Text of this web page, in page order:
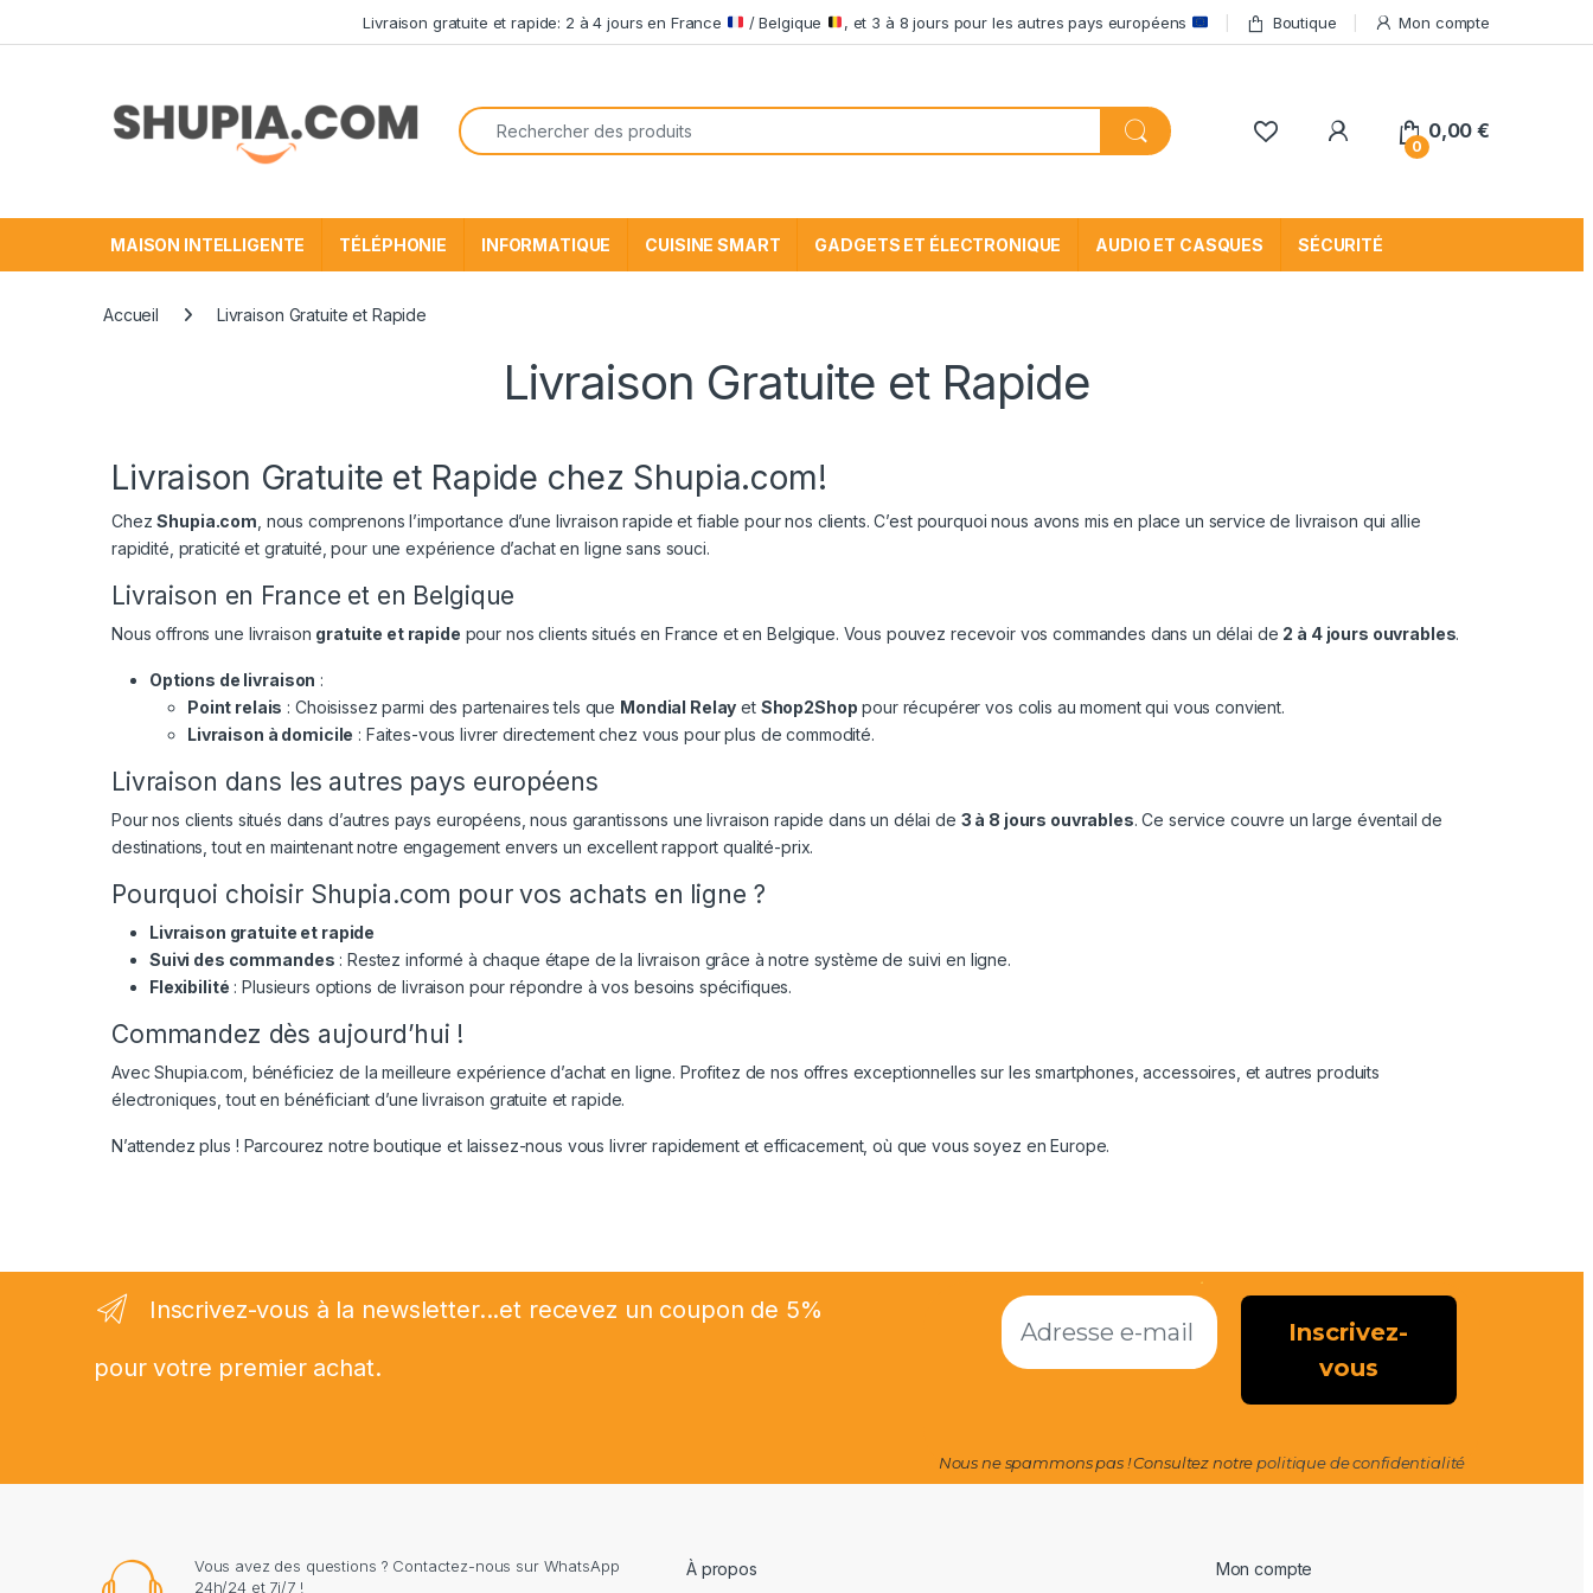
Livraison gratuite et rapide: 2 à 4 jours en France / Belgique , et 3 à 8 jours pour les autres pays européens Boutique Mon compte
Recherche pour:
My Account
0
0,00€
MAISON INTELLIGENTE TÉLÉPHONIE INFORMATIQUE CUISINE SMART GADGETS ET ÉLECTRONIQUE AUDIO ET CASQUES SÉCURITÉ
Accueil Livraison Gratuite et Rapide
Livraison Gratuite et Rapide
Livraison Gratuite et Rapide chez Shupia.com!
ChezShupia.com , nous comprenons l’importance d’une livraison rapide et fiable pour nos clients. C’est pourquoi nous avons mis en place un service de livraison qui allie
rapidité, praticité et gratuité, pour une expérience d’achat en ligne sans souci.
Livraison en France et en Belgique
Nous offrons une livraison gratuite et rapide pour nos clients situés en France et en Belgique. Vous pouvez recevoir vos commandes dans un délai de 2 à 4 jours ouvrables.
Options de livraison :
Point relais : Choisissez parmi des partenaires tels que Mondial Relay et Shop2Shop pour récupérer vos colis au moment qui vous convient.
Livraison à domicile : Faites-vous livrer directement chez vous pour plus de commodité.
Livraison dans les autres pays européens
Pour nos clients situés dans d’autres pays européens, nous garantissons une livraison rapide dans un délai de 3 à 8 jours ouvrables. Ce service couvre un large éventail de
destinations, tout en maintenant notre engagement envers un excellent rapport qualité-prix.
Pourquoi choisir Shupia.com pour vos achats en ligne ?
Livraison gratuite et rapide
Suivi des commandes : Restez informé à chaque étape de la livraison grâce à notre système de suivi en ligne.
Flexibilité : Plusieurs options de livraison pour répondre à vos besoins spécifiques.
Commandez dès aujourd’hui !
Avec Shupia.com, bénéficiez de la meilleure expérience d’achat en ligne. Profitez de nos offres exceptionnelles sur les smartphones, accessoires, et autres produits
électroniques, tout en bénéficiant d’une livraison gratuite et rapide.
N’attendez plus ! Parcourez notre boutique et laissez-nous vous livrer rapidement et efficacement, où que vous soyez en Europe.
Inscrivez-vous à la newsletter...et recevez un coupon de 5%
pour votre premier achat.
Nous ne spammons pas ! Consultez notre politique de confidentialité
Vous avez des questions ? Contactez-nous sur WhatsApp
24h/24 et 7j/7 !
À propos
Mon compte